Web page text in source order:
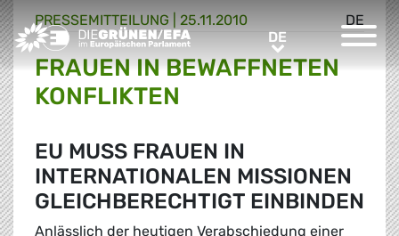
Greens/EFA Home DEDE
DE
PRESSE­MITTEILUNG 25.11.2010
FRAUEN IN BEWAFFNETEN
KONFLIKTEN
EU MUSS FRAUEN IN
INTERNATIONALEN MISSIONEN
GLEICHBERECHTIGT EINBINDEN
Anlässlich der heutigen Verabschiedung einer